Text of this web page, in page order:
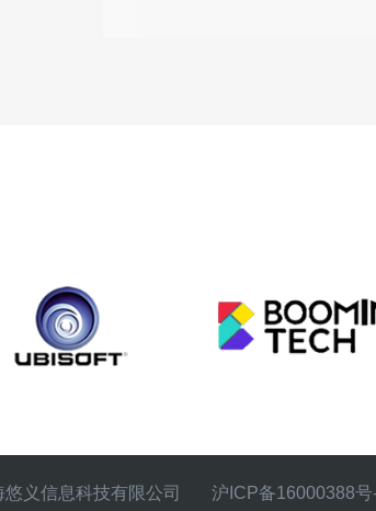
悠义信息科技有限公司 沪ICP备16000388